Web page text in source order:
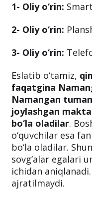
1- Oliy o‘rin:
2- Oliy o‘rin:
3- Oliy o‘rin:
Eslatib o‘tamiz,
faqatgina
Namangan
joylashgan
bo‘la oladilar.
o‘quvchilar esa
bo‘la oladilar.
sovg‘alar egalari
ichidan
ajratilmaydi.